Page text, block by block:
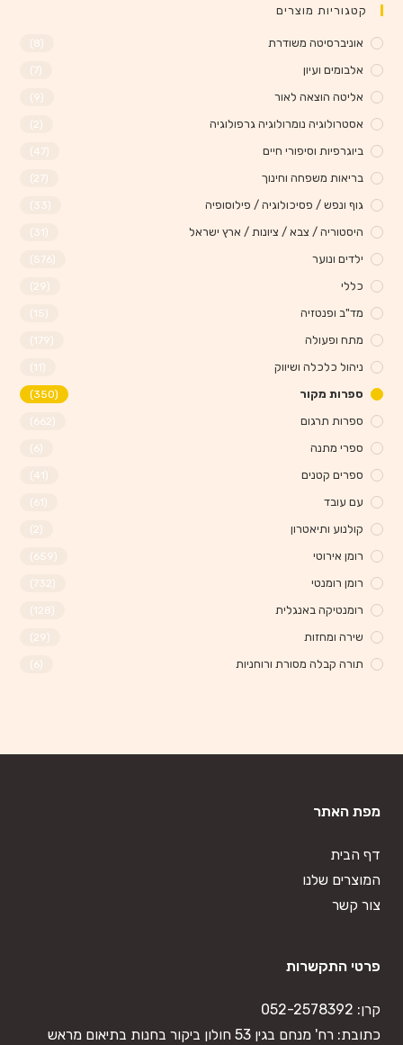
קטגוריות מוצרים
אוניברסיטה משודרת (8)
אלבומים ועיון (7)
אליטה הוצאה לאור (9)
אסטרולוגיה נומרולוגיה גרפולוגיה (2)
ביוגרפיות וסיפורי חיים (47)
בריאות משפחה וחינוך (27)
גוף ונפש / פסיכולוגיה / פילוסופיה (33)
היסטוריה / צבא / ציונות / ארץ ישראל (31)
ילדים ונוער (576)
כללי (29)
מד"ב ופנטזיה (15)
מתח ופעולה (179)
ניהול כלכלה ושיווק (11)
ספרות מקור (350)
ספרות תרגום (662)
ספרי מתנה (6)
ספרים קטנים (41)
עם עובד (61)
קולנוע ותיאטרון (2)
רומן אירוטי (659)
רומן רומנטי (732)
רומנטיקה באנגלית (128)
שירה ומחזות (29)
תורה קבלה מסורת ורוחניות (6)
מפת האתר
דף הבית
המוצרים שלנו
צור קשר
פרטי התקשרות
קרן: 052-2578392
כתובת: רח' מנחם בגין 53 חולון ביקור בחנות בתיאום מראש